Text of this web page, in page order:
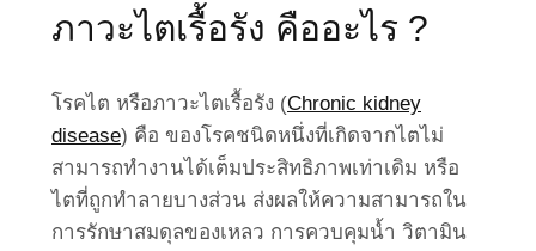
ภาวะไตเรื้อรัง คืออะไร ?
โรคไต หรือภาวะไตเรื้อรัง (Chronic kidney
disease) คือ ของโรคชนิดหนึ่งที่เกิดจากไตไม่
สามารถทำงานได้เต็มประสิทธิภาพเท่าเดิม หรือ
ไตที่ถูกทำลายบางส่วน ส่งผลให้ความสามารถใน
การรักษาสมดุลของเหลว การควบคุมน้ำ วิตามิน